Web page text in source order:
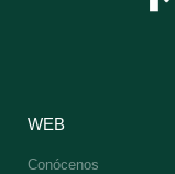
WEB
Conócenos